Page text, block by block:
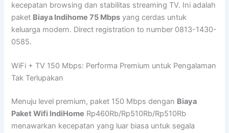
kecepatan browsing dan stabilitas streaming TV. Ini adalah
paket Biaya Indihome 75 Mbps yang cerdas untuk
keluarga modern. Direct registration to number 0813-1430-
0585.
WiFi + TV 150 Mbps: Performa Premium untuk Pengalaman
Tak Terlupakan
Menuju level premium, paket 150 Mbps dengan Biaya
Paket Wifi IndiHome Rp460Rb/Rp510Rb/Rp510Rb
menawarkan kecepatan yang luar biasa untuk segala